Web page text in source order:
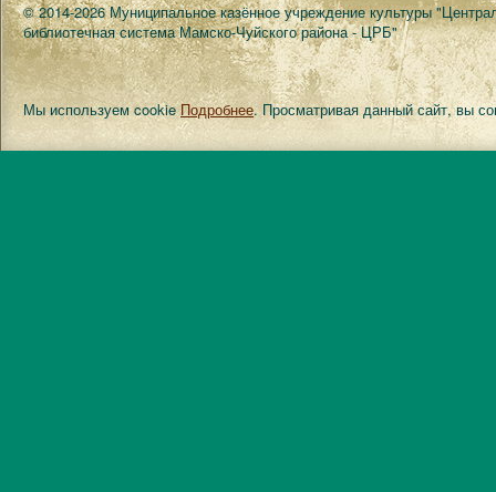
© 2014-2026 Муниципальное казённое учреждение культуры
библиотечная система Мамско-Чуйского района - ЦРБ"
Мы используем cookieПодробнее. Просматривая данный сайт, вы